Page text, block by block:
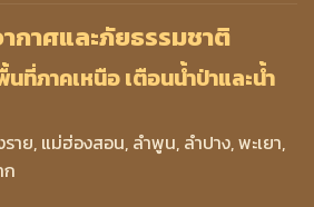
กาศและภัยธรรมชาติ
ที่ภาคเหนือ เตือนน้ำป่าและน้ำ
ราย, แม่ฮ่องสอน, ลำพูน, ลำปาง, พะเยา,